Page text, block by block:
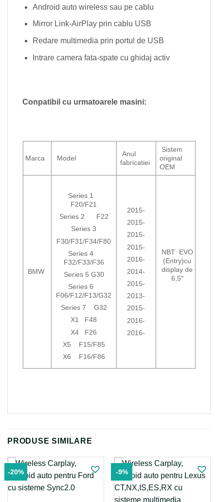
Android auto wireless sau pe cablu
Mirror Link-AirPlay prin cablu USB
Redare multimedia prin portul de USB
Intrare camera fata-spate cu ghidaj activ
Conpatibil cu urmatoarele masini:
Marca Model
Anul
fabricatiei
Sistem
original
OEM
BMW
Series 1
F20/F21
Series 2 F22
Series 3
F30/F31/F34/F80
Series 4
F32/F33/F36
Series 5 G30
Series 6
F06/F12/F13/G32
Series 7 G32
X1 F48
X4 F26
X5 F15/F85
X6 F16/F86
2015-
2015-
2015-
2015-
2016-
2014-
2015-
2013-
2015-
2016-
2016-
NBT EVO
(Entry)cu
display de
6,5″
PRODUSE SIMILARE
-20% -9%